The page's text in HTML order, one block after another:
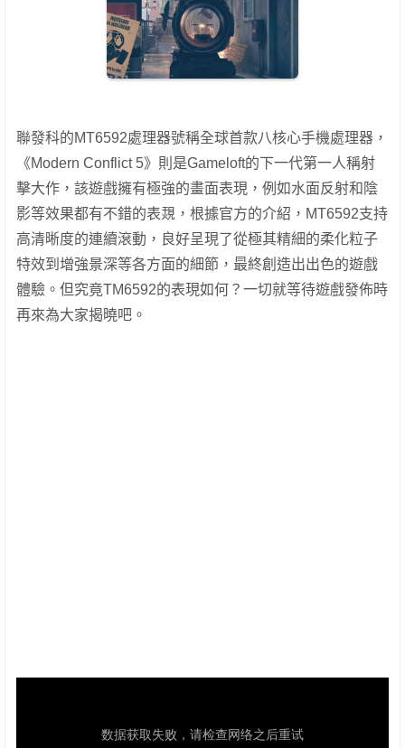
聯發科的MT6592處理器號稱全球首款八核心手機處理器，
《Modern Conflict 5》則是Gameloft的下一代第一人稱射
擊大作，該遊戲擁有極強的畫面表現，例如水面反射和陰
影等效果都有不錯的表覝，根據官方的介紹，MT6592支持
高清晰度的連續滾動，良好呈現了從極其精細的柔化粒子
特效到增強景深等各​​方面的細節，最終創造出出色的遊戲
體驗。但究竟TM6592的表現如何？一切就等待遊戲發佈時
再來為大家揭曉吧。